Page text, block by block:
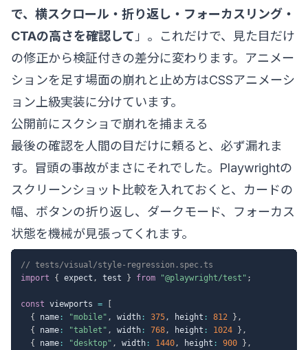
で、横スクロール・折り返し・フォーカスリング・
CTAの高さを確認して 」。これだけで、見た目だけ
の修正から検証付きの差分に変わります。アニメー
ションを足す場面の崩れと止め方はCSSアニメーシ
ョン上級実装に分けています。
公開前にスクショで崩れを捕まえる
最後の確認を人間の目だけに頼ると、必ず漏れま
す。冒頭の事故がまさにそれでした。Playwrightの
スクリーンショット比較を入れておくと、カードの
幅、ボタンの折り返し、ダークモード、フォーカス
状態を機械が見張ってくれます。
// tests/visual/style-regression.spec.ts
import
{ expect , test } from "@playwright/test" ;
const viewports =
{
name : "mobile" , width : 375, height : 812 } ,
{
name : "tablet" , width : 768, height : 1024 } ,
{
name : "desktop" , width : 1440, height : 900 } ,